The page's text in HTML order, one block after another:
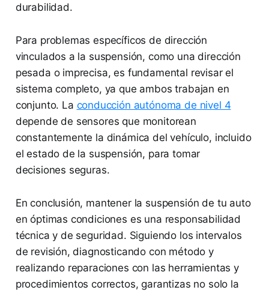
durabilidad.
Para problemas específicos de dirección
vinculados a la suspensión, como una dirección
pesada o imprecisa, es fundamental revisar el
sistema completo, ya que ambos trabajan en
conjunto. La conducción autónoma de nivel 4
depende de sensores que monitorean
constantemente la dinámica del vehículo, incluido
el estado de la suspensión, para tomar
decisiones seguras.
En conclusión, mantener la suspensión de tu auto
en óptimas condiciones es una responsabilidad
técnica y de seguridad. Siguiendo los intervalos
de revisión, diagnosticando con método y
realizando reparaciones con las herramientas y
procedimientos correctos, garantizas no solo la